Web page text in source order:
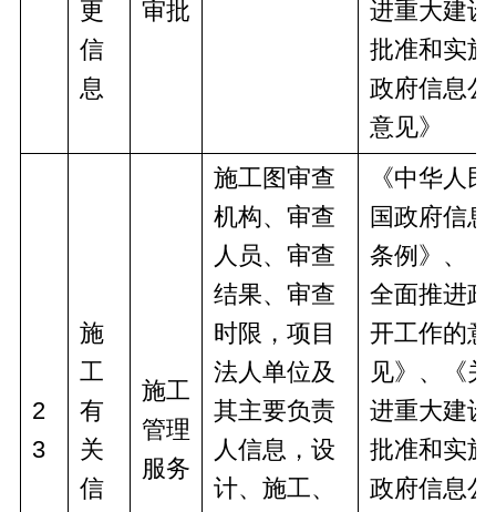
更
信
息
审批
进重大建
批准和实
政府信息
意见》
2
3
施
工
有
关
信
施工
管理
服务
施工图审查
机构、审查
人员、审查
结果、审查
时限，项目
法人单位及
其主要负责
人信息，设
计、施工、
《中华人
国政府信
条例》、
全面推进
开工作的意
见》、《
进重大建
批准和实
政府信息